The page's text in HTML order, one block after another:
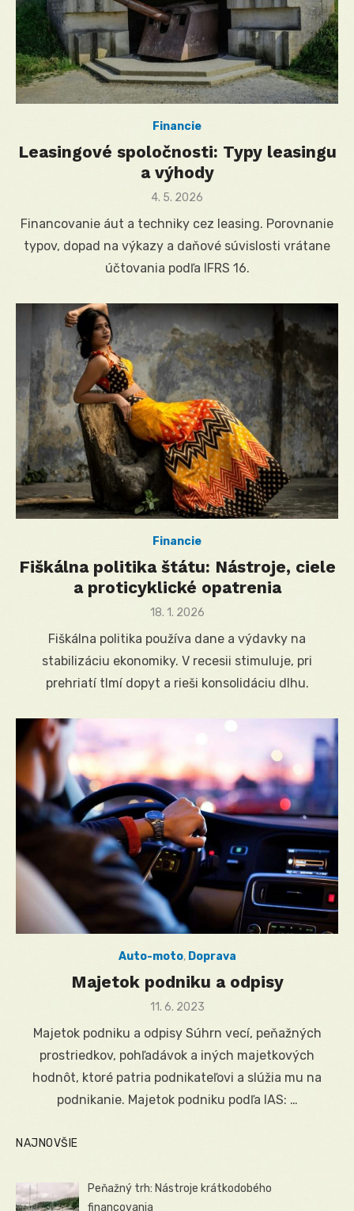
Financie
Leasingové spoločnosti: Typy leasingu
a výhody
Posted
4. 5. 2026
Financovanie áut a techniky cez leasing. Porovnanie
typov, dopad na výkazy a daňové súvislosti vrátane
účtovania podľa IFRS 16.
Financie
Fiškálna politika štátu: Nástroje, ciele
a proticyklické opatrenia
Posted
18. 1. 2026
Fiškálna politika používa dane a výdavky na
stabilizáciu ekonomiky. V recesii stimuluje, pri
prehriatí tlmí dopyt a rieši konsolidáciu dlhu.
Auto-moto, Doprava
Majetok podniku a odpisy
Posted
11. 6. 2023
Majetok podniku a odpisy Súhrn vecí, peňažných
prostriedkov, pohľadávok a iných majetkových
hodnôt, ktoré patria podnikateľovi a slúžia mu na
podnikanie. Majetok podniku podľa IAS: …
NAJNOVŠIE
Peňažný trh: Nástroje krátkodobého
financovania